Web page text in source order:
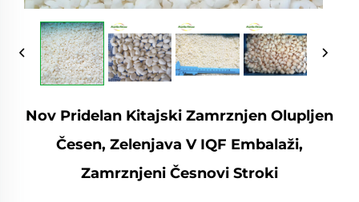
Nov Pridelan Kitajski Zamrznjen Olupljen
Česen, Zelenjava V IQF Embalaži,
Zamrznjeni Česnovi Stroki